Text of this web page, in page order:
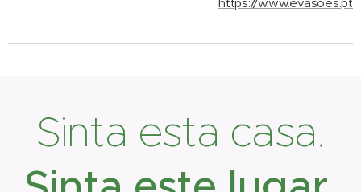
Sinta esta casa.